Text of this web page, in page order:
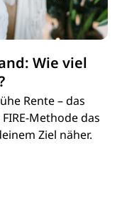
Wie viel
Rente – das
Methode das
Ziel näher.